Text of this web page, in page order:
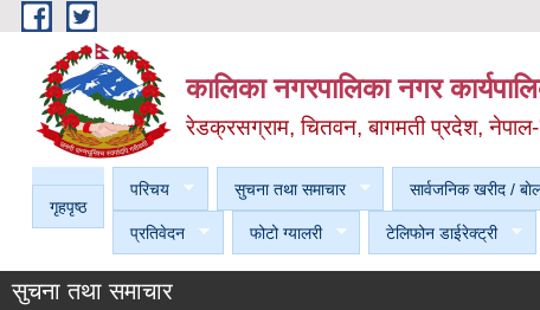
Skip to main content
कालिका नगरपालिका नगर
रेडक्रसग्राम, चितवन, बागमती प्रदेश,
गृहपृष्ठ
परिचय सुचना तथा समाचार सार्वजनिक खरीद /
प्रतिवेदन फोटो ग्यालरी टेलिफोन डाईरेक्ट्री
सुचना तथा समाचार